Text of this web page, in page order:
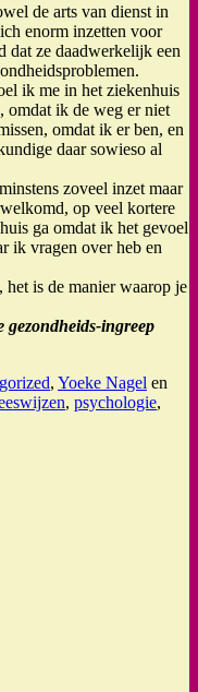
de arts van dienst in
enorm inzetten voor
dat ze daadwerkelijk een
ik me in het ziekenhuis
omdat ik de weg er niet
omdat ik er ben, en
daar sowieso al
zoveel inzet maar
op veel kortere
ga omdat ik het gevoel
ik vragen over heb en
is de manier waarop je
gezondheids-ingreep
, Yoeke Nagel en
, psychologie,